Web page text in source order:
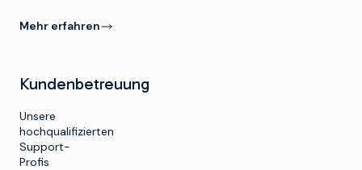
Mehr erfahren
Kundenbetreuung
Unsere
hochqualifizierten
Support-
Profis